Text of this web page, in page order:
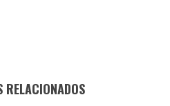
RELACIONADOS